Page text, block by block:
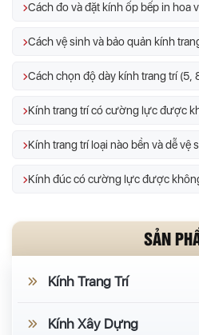
Cách đo và đặt kính ốp bếp in hoa
Cách vệ sinh và bảo quản kính
Cách chọn độ dày kính trang trí (5,
Kính trang trí loại nào bền và dễ vệ
Kính đúc có cường lực được
SẢN
Kính Trang Trí
Kính Xây Dựng